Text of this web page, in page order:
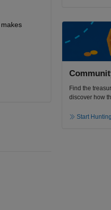
Find the
discover how
Start